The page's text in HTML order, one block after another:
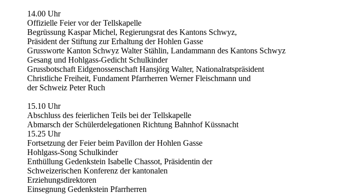
14.00 Uhr
Offizielle Feier vor der Tellskapelle
Begrüssung Kaspar Michel, Regierungsrat des Kantons Schwyz,
Präsident der Stiftung zur Erhaltung der Hohlen Gasse
Grussworte Kanton Schwyz Walter Stählin, Landammann des Kantons Schwyz
Gesang und Hohlgass-Gedicht Schulkinder
Grussbotschaft Eidgenossenschaft Hansjörg Walter, Nationalratspräsident
Christliche Freiheit, Fundament Pfarrherren Werner Fleischmann und
der Schweiz Peter Ruch
15.10 Uhr
Abschluss des feierlichen Teils bei der Tellskapelle
Abmarsch der Schülerdelegationen Richtung Bahnhof Küssnacht
15.25 Uhr
Fortsetzung der Feier beim Pavillon der Hohlen Gasse
Hohlgass-Song Schulkinder
Enthüllung Gedenkstein Isabelle Chassot, Präsidentin der
Schweizerischen Konferenz der kantonalen
Erziehungsdirektoren
Einsegnung Gedenkstein Pfarrherren